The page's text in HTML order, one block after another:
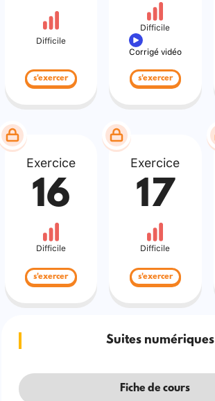
Difficile
s'exercer
Difficile
Corrigé vidéo
s'exercer
Exercice
16
Difficile
s'exercer
Exercice
17
Difficile
s'exercer
Suites numériques
Fiche de cours